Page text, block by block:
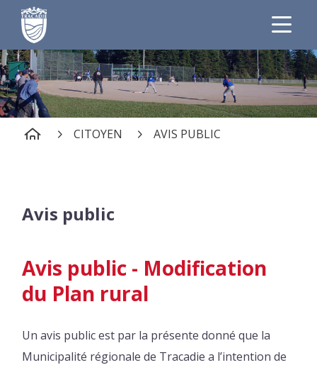
CITOYEN AVIS PUBLIC
Avis public
Avis public - Modification
du Plan rural
Un avis public est par la présente donné que la
Municipalité régionale de Tracadie a l’intention de